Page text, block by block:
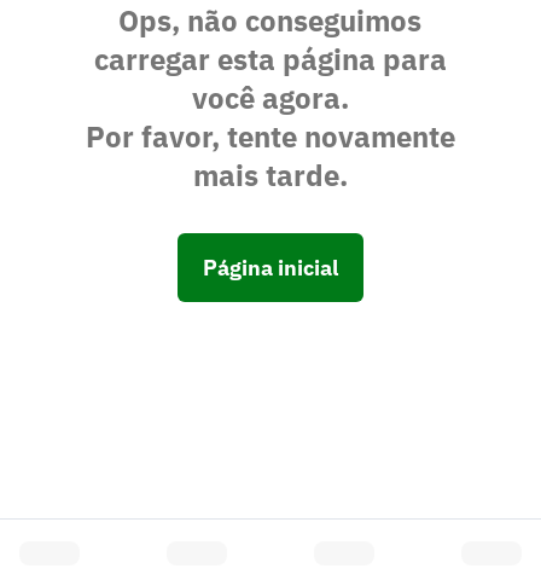
Ops, não conseguimos
carregar esta página para
você agora.
Por favor, tente novamente
mais tarde.
Página inicial